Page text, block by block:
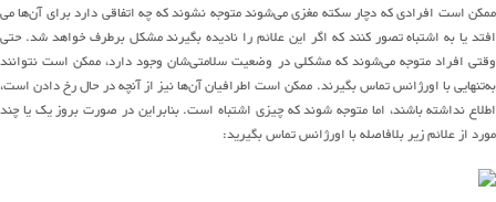
ممکن است افرادی که دچار سکته مغزیمیشوندمتوجه نشوند که چه اتفاقیداردبرایآنهامی
افتد یا به اشتباه تصور کنند که اگر اینعلائم را نادیدهبگیرند مشکل برطرفخواهدشد. حتی
وقتی افرادمتوجه می‌شوندکه مشکلیدر وضعیت سلامتی‌شان وجود دارد، ممکن است نتوانند
بهتنهاییبا اورژانس تماس بگیرند. ممکن است اطرافیانآنهانیز از آنچه در حال رخ دادن است،
اطلاع نداشته باشند، امامتوجه شوندکه چیزی اشتباه است.بنابرایندر صورت بروز یک یا چند
مورد از علائم زیر بلافاصله بااورژانستماس بگیرید: